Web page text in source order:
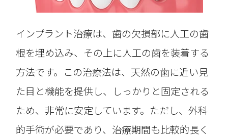
インプラント治療は、歯の欠損部に人工の歯
根を埋め込み、その上に人工の歯を装着する
方法です。この治療法は、天然の歯に近い見
た目と機能を提供し、しっかりと固定される
ため、非常に安定しています。ただし、外科
的手術が必要であり、治療期間も比較的長く